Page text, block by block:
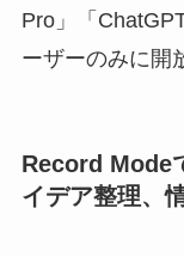
Pro」「
ーザーのみに開
Record Mode
イデア整理、